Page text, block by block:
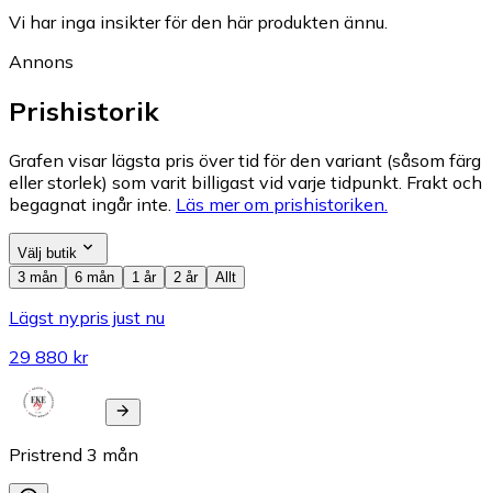
Vi har inga insikter för den här produkten ännu.
Annons
Prishistorik
Grafen visar lägsta pris över tid för den variant (såsom färg
eller storlek) som varit billigast vid varje tidpunkt. Frakt och
begagnat ingår inte. Läs mer om prishistoriken.
Välj butik
3 mån
6 mån 1 år 2 år Allt
Lägst nypris just nu
29 880 kr
Pristrend 3 mån